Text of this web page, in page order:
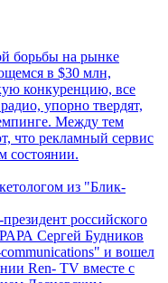
борьбы на рынке
в $30 млн,
конкуренцию, все
упорно твердят,
Между тем
что рекламный сервис
состоянии.
из "Блик-
российского
Сергей Будников
и вошел
Ren- TV вместе с